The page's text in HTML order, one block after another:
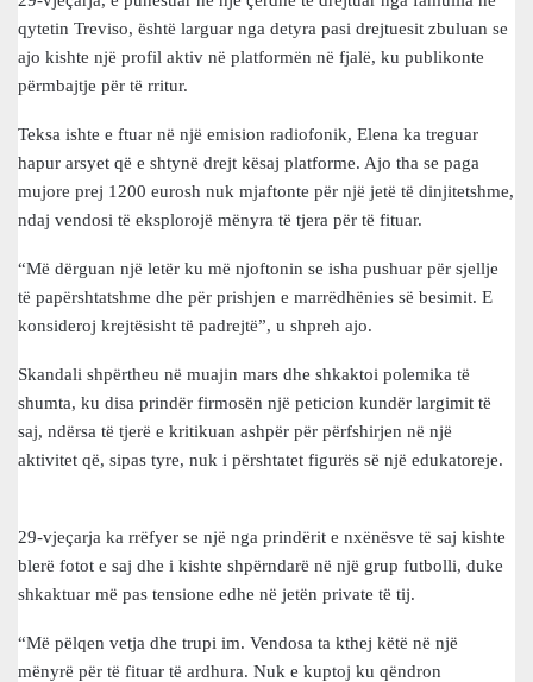
qytetin Treviso, është larguar nga detyra pasi drejtuesit zbuluan se
ajo kishte një profil aktiv në platformën në fjalë, ku publikonte
përmbajtje për të rritur.
Teksa ishte e ftuar në një emision radiofonik, Elena ka treguar
hapur arsyet që e shtynë drejt kësaj platforme. Ajo tha se paga
mujore prej 1200 eurosh nuk mjaftonte për një jetë të dinjitetshme,
ndaj vendosi të eksplorojë mënyra të tjera për të fituar.
“Më dërguan një letër ku më njoftonin se isha pushuar për sjellje
të papërshtatshme dhe për prishjen e marrëdhënies së besimit. E
konsideroj krejtësisht të padrejtë”, u shpreh ajo.
Skandali shpërtheu në muajin mars dhe shkaktoi polemika të
shumta, ku disa prindër firmosën një peticion kundër largimit të
saj, ndërsa të tjerë e kritikuan ashpër për përfshirjen në një
aktivitet që, sipas tyre, nuk i përshtatet figurës së një edukatoreje.
29-vjeçarja ka rrëfyer se një nga prindërit e nxënësve të saj kishte
blerë fotot e saj dhe i kishte shpërndarë në një grup futbolli, duke
shkaktuar më pas tensione edhe në jetën private të tij.
“Më pëlqen vetja dhe trupi im. Vendosa ta kthej këtë në një
mënyrë për të fituar të ardhura. Nuk e kuptoj ku qëndron